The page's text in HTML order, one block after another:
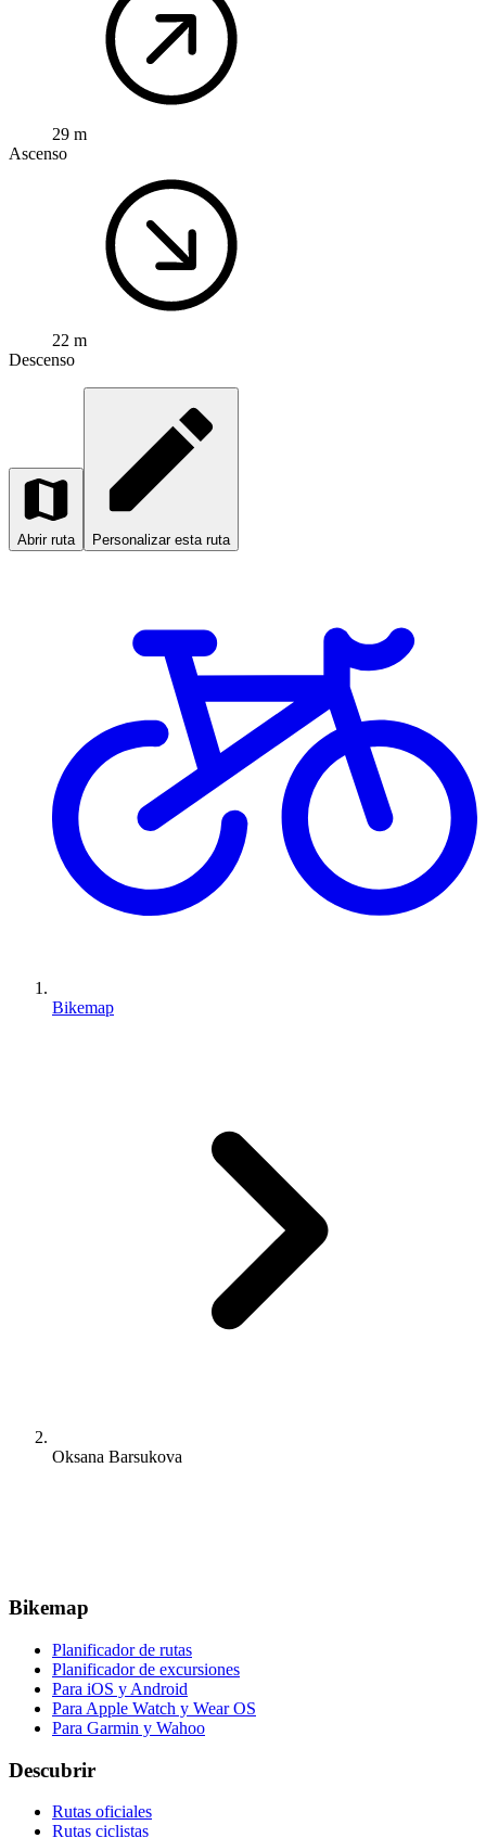
29 m
Ascenso
22 m
Descenso
Abrir ruta Personalizar esta ruta
Bikemap
Oksana Barsukova
Bikemap
Planificador de rutas
Planificador de excursiones
Para iOS y Android
Para Apple Watch y Wear OS
Para Garmin y Wahoo
Descubrir
Rutas oficiales
Rutas ciclistas